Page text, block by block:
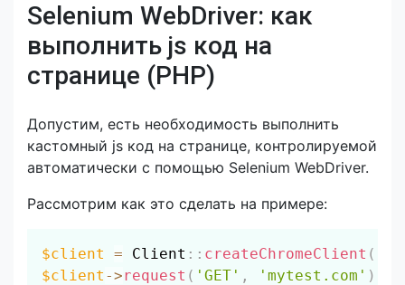
Selenium WebDriver: как
выполнить js код на
странице (PHP)
Допустим, есть необходимость выполнить
кастомный js код на странице, контролируемой
автоматически с помощью Selenium WebDriver.
Рассмотрим как это сделать на примере:
$client = Client :: createChromeClient (
$client ->request ( 'GET' , 'mytest.com' )
Скопировать